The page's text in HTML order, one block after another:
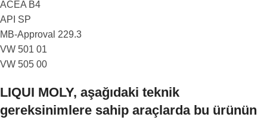
ACEA B4
API SP
MB-Approval 229.3
VW 501 01
VW 505 00
LIQUI MOLY, aşağıdaki teknik
gereksinimlere sahip araçlarda bu ürünün